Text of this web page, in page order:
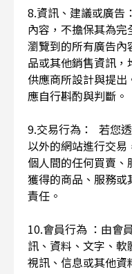
8.資訊、建議或廣告
內容，不擔保其為
瀏覽到的所有廣告
品或其他銷售資訊
供應商所設計與提出
應自行斟酌與判斷。
9.交易行為： 若您
以外的網站進行交
個人間的任何買賣、
獲得的商品、服務
責任。
10.會員行為 ：由會
訊、資料、文字、軟
視訊、信息或其他